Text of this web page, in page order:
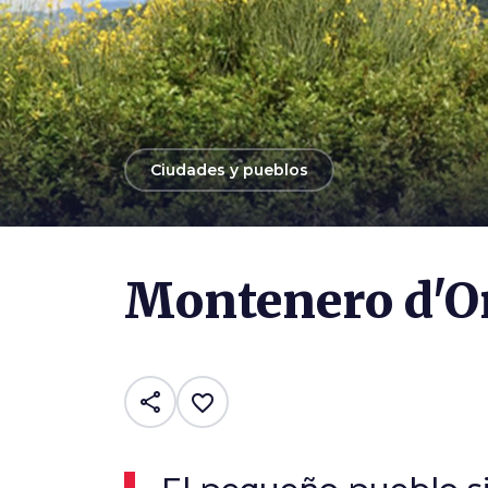
arrow_backCiudades y pueblos
Montenero
share favorite_border